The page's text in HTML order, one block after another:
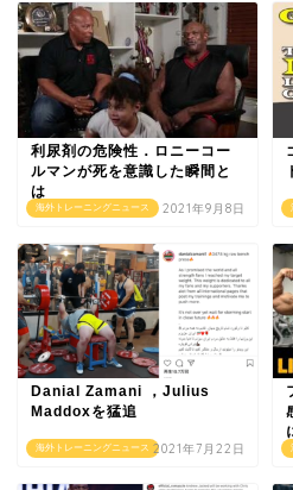
海外トレーニングニュース
利尿剤の危険性．ロニーコー
ルマンが死を意識した瞬間と
は
2021年9月8日
海外トレーニングニュース
Danial Zamani ，Julius
Maddoxを猛追
2021年7月22日